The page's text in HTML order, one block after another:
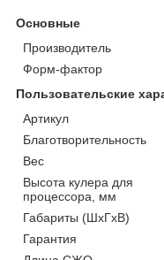
Основные
Производитель
Форм-фактор
Пользовательские
Артикул
Благотворительность
Вес
Высота кулера для
процессора, мм
Габариты (ШхГхВ)
Гарантия